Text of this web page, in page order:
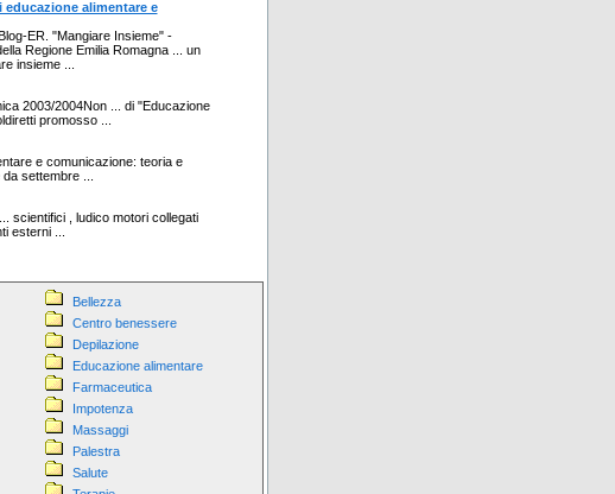
alimentare e
ER. "Mangiare Insieme" -
Regione Emilia Romagna ... un
insieme ...
2003/2004Non ... di "Educazione
promosso ...
e comunicazione: teoria e
settembre ...
scientifici , ludico motori collegati
esterni ...
Bellezza
Centro benessere
Depilazione
Educazione alimentare
Farmaceutica
Impotenza
Massaggi
Palestra
Salute